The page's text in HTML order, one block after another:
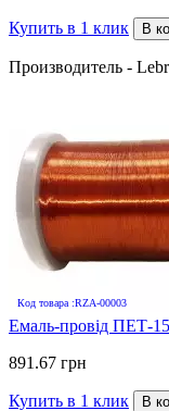
Купить в 1 клик В
Производитель -
Код товара :RZA-00003
Емаль-провід ПЕТ-
891.67 грн
Купить в 1 клик В